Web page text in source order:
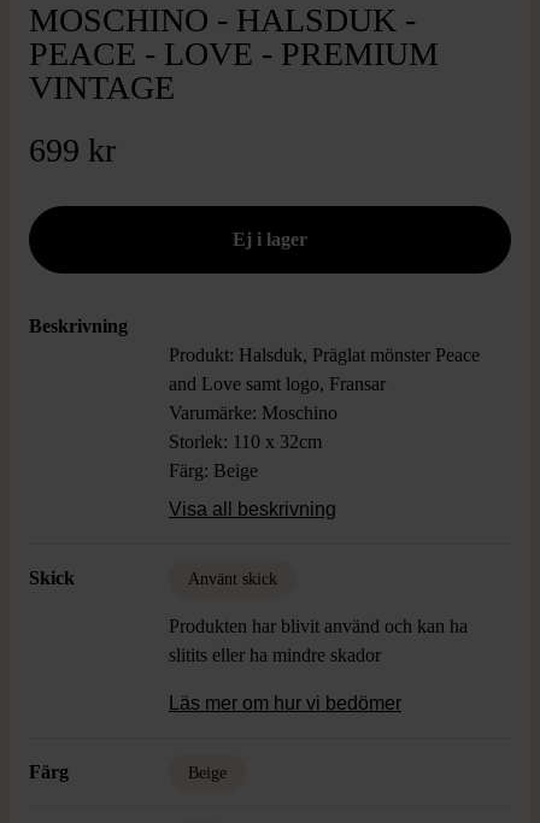
MOSCHINO - HALSDUK -
PEACE - LOVE - PREMIUM
VINTAGE
699 kr
Beskrivning
Produkt: Halsduk, Präglat mönster Peace
and Love samt logo, Fransar
Varumärke: Moschino
Storlek: 110 x 32cm
Färg: Beige
Material: 100% Ull
Visa all beskrivning
Skick Använt skick
Produkten har blivit använd och kan ha
slitits eller ha mindre skador
Läs mer om hur vi bedömer
Färg Beige